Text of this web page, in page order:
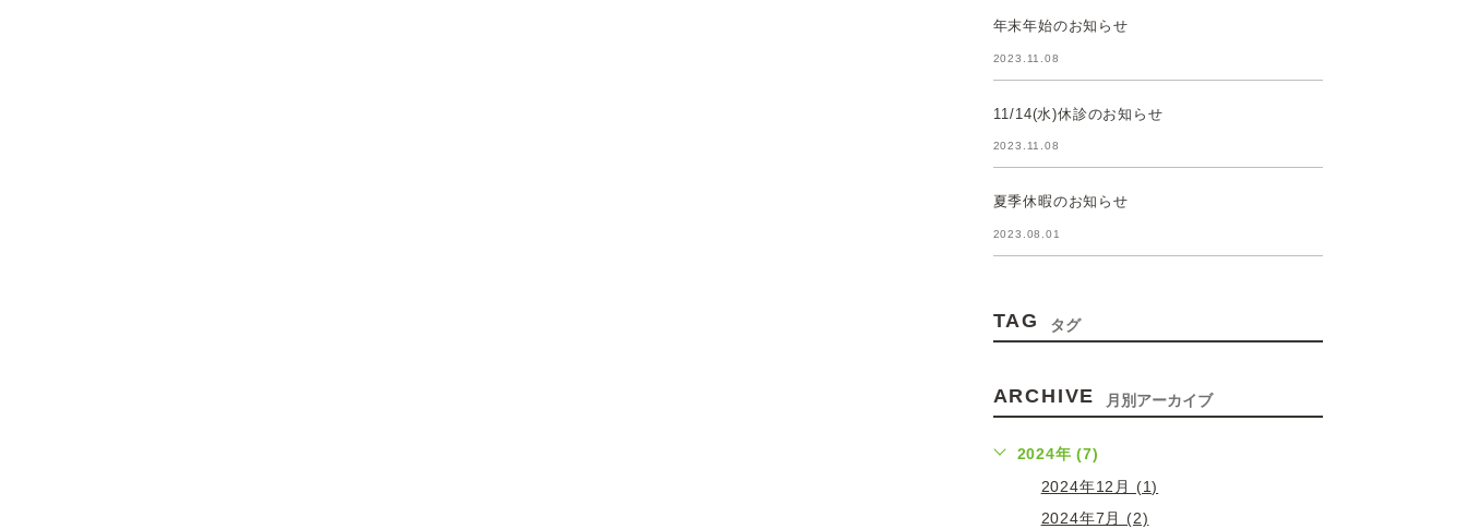
年末年始のお知らせ
2023.11.08
11/14(水)休診のお知らせ
2023.11.08
夏季休暇のお知らせ
2023.08.01
TAG タグ
ARCHIVE 月別アーカイブ
2024年 (7)
2024年12月 (1)
2024年7月 (2)